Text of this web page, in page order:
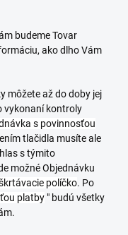
budeme Tovar
ako dlho Vám
môžete až do doby jej
vykonaní kontroly
s povinnosťou
tlačidla musíte ale
s týmito
možné Objednávku
políčko. Po
platby " budú všetky